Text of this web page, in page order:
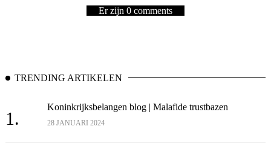
Er zijn 0 comments
TRENDING ARTIKELEN
1.
Koninkrijksbelangen blog | Malafide trustbazen
28 JANUARI 2024